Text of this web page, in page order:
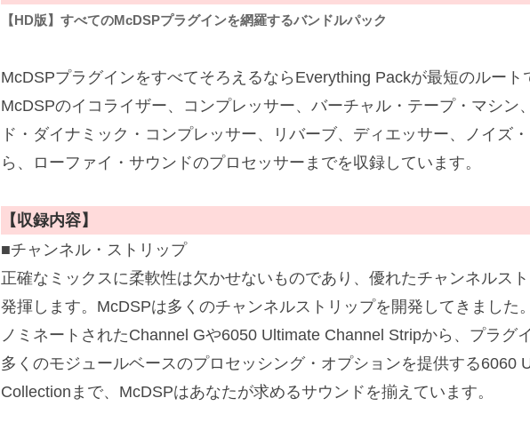
【HD版】すべてのMcDSPプラグインを網羅するバンドルパック
McDSPプラグインをすべてそろえるならEverything Packが最短のルート
McDSPのイコライザー、コンプレッサー、バーチャル・テープ・マシン
ド・ダイナミック・コンプレッサー、リバーブ、ディエッサー、ノイズ
ら、ローファイ・サウンドのプロセッサーまでを収録しています。
【収録内容】
■チャンネル・ストリップ
正確なミックスに柔軟性は欠かせないものであり、優れたチャンネルス
発揮します。McDSPは多くのチャンネルストリップを開発してきました
ノミネートされたChannel Gや6050 Ultimate Channel Stripから、プラグ
多くのモジュールベースのプロセッシング・オプションを提供する6060
Collectionまで、McDSPはあなたが求めるサウンドを揃えています。